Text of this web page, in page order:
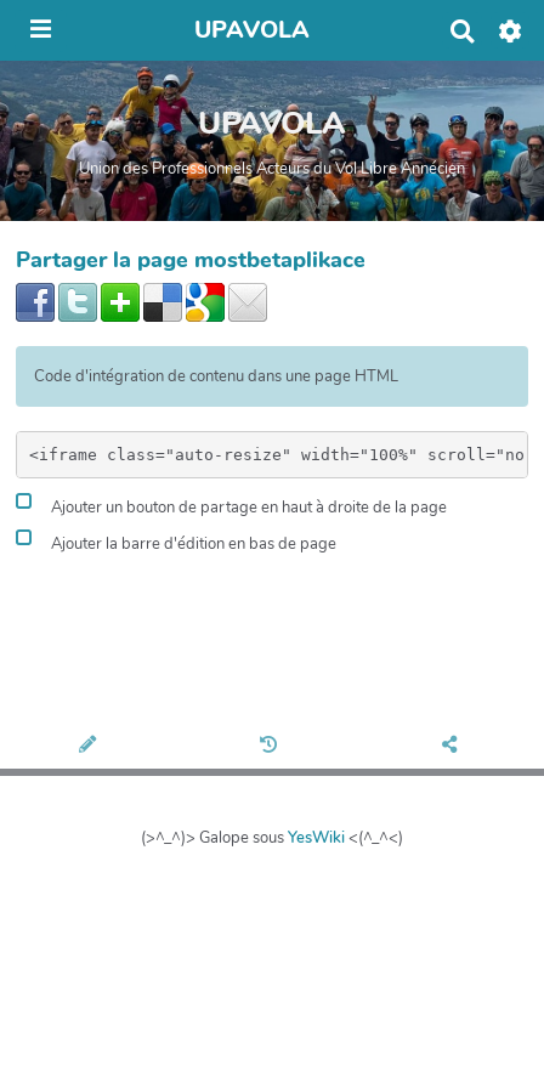
UPAVOLA
c
h
r
c
h
e
UPAVOLA
Union des Professionnels Acteurs du Vol Libre Annécien
Partager la page mostbetaplikace
Code d'intégration de contenu dans une page HTML
Ajouter un bouton de partage en haut à droite de la page
Ajouter la barre d'édition en bas de page
(>^_^)> Galope sousYesWiki<(^_^<)